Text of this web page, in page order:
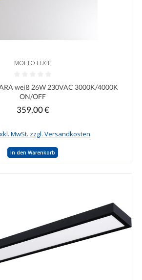
MOLTO LUCE
von 0 von 5 Sternen
weiß 26W 230VAC 3000K/4000K
ON/OFF
Regulärer Preis:
359,00 €
MwSt. zzgl. Versandkosten
In den Warenkorb